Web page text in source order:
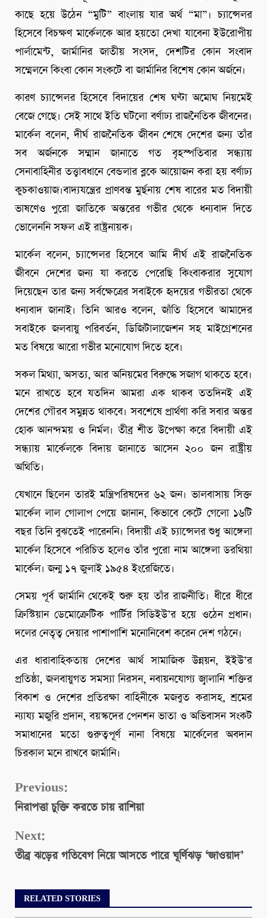
কাছে হয়ে উঠেন “মুটি” বাংলায় যার অর্থ “মা”। চ্যান্সেলর
হিসেবে বিচক্ষণ মার্কেলকে আর হয়তো দেখা যাবেনা ইউরোপীয়
পার্লামেন্ট, জার্মানির জাতীয় সংসদ, দেশটির কোন সংবাদ
সম্মেলনে কিংবা কোন সংকটে বা জার্মানির বিশেষ কোন অর্জনে।
কারণ চ্যান্সেলর হিসেবে বিদায়ের শেষ ঘণ্টা অমোঘ নিয়মেই
বেজে গেছে। সেই সাথে ইতি ঘটলো বর্ণাঢ্য রাজনৈতিক জীবনের।
মার্কেল বলেন, দীর্ঘ রাজনৈতিক জীবন শেষে দেশের জন্য তাঁর
সব অর্জনকে সম্মান জানাতে গত বৃহস্পতিবার সন্ধ্যায়
সেনাবাহিনীর তত্ত্বাবধানে বেন্ডলার ব্লকে আয়োজন করা হয় বর্ণাঢ্য
কুচকাওয়াজ।বাদ্যযন্ত্রের প্রাণবন্ত মুর্ছনায় শেষ বারের মত বিদায়ী
ভাষণেও পুরো জাতিকে অন্তরের গভীর থেকে ধন্যবাদ দিতে
ভোলেননি সফল এই রাষ্ট্রনায়ক।
মার্কেল বলেন, চ্যান্সেলর হিসেবে আমি দীর্ঘ এই রাজনৈতিক
জীবনে দেশের জন্য যা করতে পেরেছি কিংবাকরার সুযোগ
দিয়েছেন তার জন্য সর্বক্ষেত্রের সবাইকে হৃদয়ের গভীরতা থেকে
ধন্যবাদ জানাই। তিনি আরও বলেন, জাঁতি হিসেবে আমাদের
সবাইকে জলবায়ু পরিবর্তন, ডিজিটালাজেশন সহ মাইগ্রেশনের
মত বিষয়ে আরো গভীর মনোযোগ দিতে হবে।
সকল মিথ্যা, অসত্য, আর অনিয়মের বিরুদ্ধে সজাগ থাকতে হবে।
মনে রাখতে হবে যতদিন আমরা এক থাকব ততদিনই এই
দেশের গৌরব সমুন্নত থাকবে। সবশেষে প্রার্থণা করি সবার অন্তর
হোক আনন্দময় ও নির্মল। তীব্র শীত উপেক্ষা করে বিদায়ী এই
সন্ধ্যায় মার্কেলকে বিদায় জানাতে আসেন ২০০ জন রাষ্ট্রীয়
অথিতি।
যেখানে ছিলেন তারই মন্ত্রিপরিষদের ৬২ জন। ভালবাসায় সিক্ত
মার্কেল লাল গোলাপ পেয়ে জানান, কিভাবে কেটে গেলো ১৬টি
বছর তিনি বুঝতেই পারেননি। বিদায়ী এই চ্যান্সেলর শুধু আঙ্গেলা
মার্কেল হিসেবে পরিচিত হলেও তাঁর পুরো নাম আঙ্গেলা ডরথিয়া
মার্কেল। জন্ম ১৭ জুলাই ১৯৫৪ ইংরেজিতে।
সেময় পূর্ব জার্মানি থেকেই শুরু হয় তাঁর রাজনীতি। ধীরে ধীরে
ক্রিস্টিয়ান ডেমোক্রেটিক পার্টির সিডিইউ’র হয়ে ওঠেন প্রধান।
দলের নেতৃত্ব দেয়ার পাশাপাশি মনোনিবেশ করেন দেশ গঠনে।
এর ধারাবাহিকতায় দেশের আর্থ সামাজিক উন্নয়ন, ইইউ’র
প্রতিষ্ঠা, জলবায়ুগত সমস্যা নিরসন, নবায়নযোগ্য জ্বালানি শক্তির
বিকাশ ও দেশের প্রতিরক্ষা বাহিনীকে মজবুত করাসহ, শ্রমের
ন্যায্য মজুরি প্রদান, বয়স্কদের পেনশন ভাতা ও অভিবাসন সংকট
সমাধানের মতো গুরুত্বপূর্ণ নানা বিষয়ে মার্কেলের অবদান
চিরকাল মনে রাখবে জার্মানি।
Continue
Reading
Previous:
নিরাপত্তা চুক্তি করতে চায় রাশিয়া
Next:
তীব্র ঝড়ের গতিবেগ নিয়ে আসতে পারে ঘূর্ণিঝড় ‘জাওয়াদ’
RELATED STORIES